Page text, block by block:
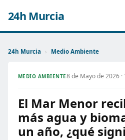
24h Murcia
24h Murcia › Medio Ambiente
MEDIO AMBIENTE8 de Mayo de 2026 ·
El Mar Menor
más agua y
un año, ¿qué